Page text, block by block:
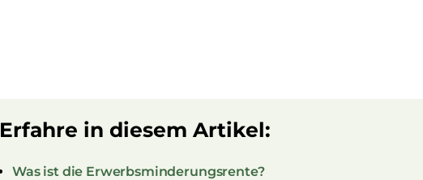
Erfahre in diesem Artikel:
Was ist die Erwerbsminderungsrente?